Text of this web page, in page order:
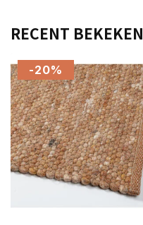
RECENT BEKEKEN
-20%